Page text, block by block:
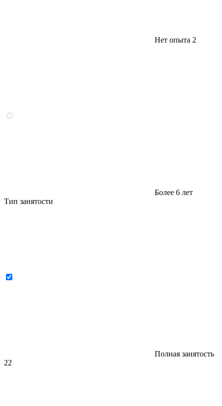
Нет опыта 2
Более 6 лет
Тип занятости
Полная занятость
22